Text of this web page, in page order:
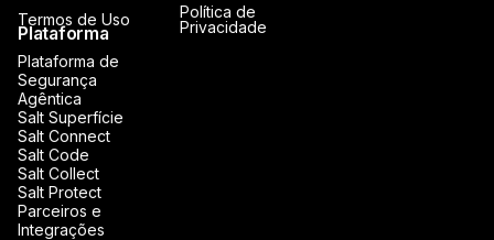
Plataforma
Plataforma de
Segurança
Agêntica
Salt Superfície
Salt Connect
Salt Code
Salt Collect
Salt Protect
Parceiros e
Integrações
Termos de Uso
Política de
Privacidade